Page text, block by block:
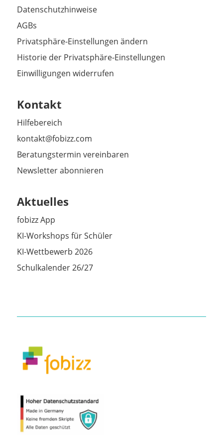
Datenschutzhinweise
AGBs
Privatsphäre-Einstellungen ändern
Historie der Privatsphäre-Einstellungen
Einwilligungen widerrufen
Kontakt
Hilfebereich
kontakt@fobizz.com
Beratungstermin vereinbaren
Newsletter abonnieren
Aktuelles
fobizz App
KI-Workshops für Schüler
KI-Wettbewerb 2026
Schulkalender 26/27